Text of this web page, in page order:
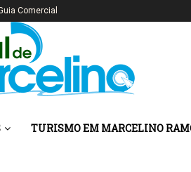
Comercial
TURISMO EM MARCELINO